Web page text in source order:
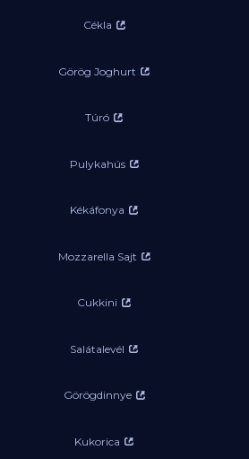
Cékla
Görög Joghurt
Túró
Pulykahús
Kékáfonya
Mozzarella Sajt
Cukkini
Salátalevél
Görögdinnye
Kukorica